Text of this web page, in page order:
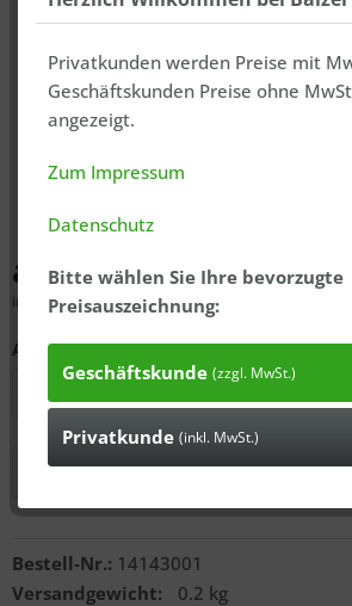
ab 10,99 € *
inkl. MwSt., zzgl.ausgewiesener Versandkosten
Auswahl:
In den
Anfragen
Bestell-Nr.: 14143001
Versandgewicht:
0.2 kg
Privatkunden werden Preise mit
Geschäftskunden Preise ohne
angezeigt.
Zum Impressum
Datenschutz
Bitte wählen Sie Ihre bevorzugte
Preisauszeichnung:
Geschäftskunde (zzgl. MwSt.)
Privatkunde (inkl. MwSt.)